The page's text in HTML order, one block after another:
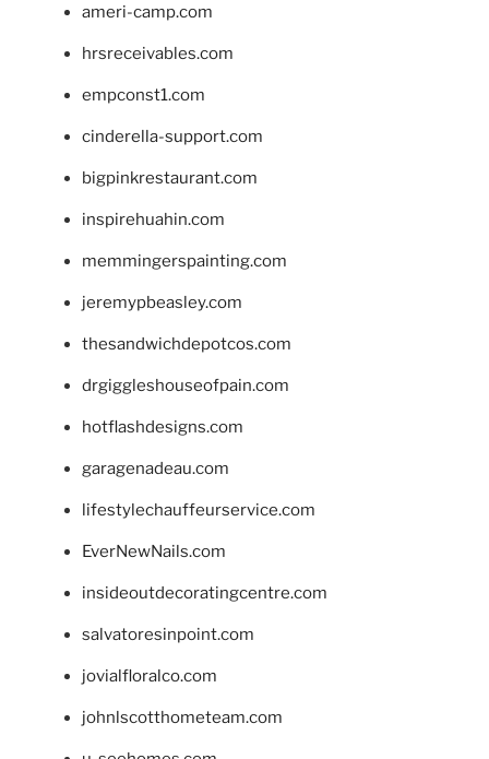
ameri-camp.com
hrsreceivables.com
empconst1.com
cinderella-support.com
bigpinkrestaurant.com
inspirehuahin.com
memmingerspainting.com
jeremypbeasley.com
thesandwichdepotcos.com
drgiggleshouseofpain.com
hotflashdesigns.com
garagenadeau.com
lifestylechauffeurservice.com
EverNewNails.com
insideoutdecoratingcentre.com
salvatoresinpoint.com
jovialfloralco.com
johnlscotthometeam.com